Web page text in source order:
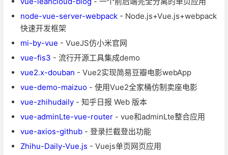
node-vue-server-webpack- Node.js+Vue.js+webpack
快速开发框架
mi-by-vue - VueJS仿小米官网
vue-fis3 - 流行开源工具集成demo
vue2.x-douban - Vue2实现简易豆瓣电影webApp
vue-demo-maizuo- 使用Vue2全家桶仿制卖座电影
vue-zhihudaily- 知乎日报 Web 版本
vue-adminLte-vue-router- vue和adminLte整合应用
vue-axios-github- 登录拦截登出功能
Zhihu-Daily-Vue.js - Vuejs单页网页应用